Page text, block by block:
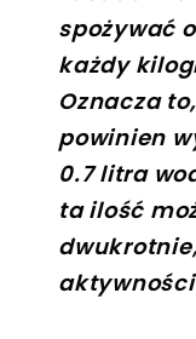
spożywać
każdy
Oznacza
powinien
0.7 litra
ta ilość